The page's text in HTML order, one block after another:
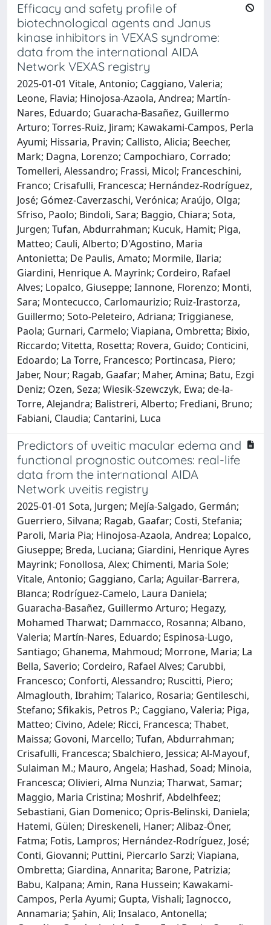
Efficacy and safety profile of
biotechnological agents and Janus
kinase inhibitors in VEXAS syndrome:
data from the international AIDA
Network VEXAS registry
2025-01-01 Vitale, Antonio; Caggiano, Valeria;
Leone, Flavia; Hinojosa-Azaola, Andrea; Martín-
Nares, Eduardo; Guaracha-Basañez, Guillermo
Arturo; Torres-Ruiz, Jiram; Kawakami-Campos, Perla
Ayumi; Hissaria, Pravin; Callisto, Alicia; Beecher,
Mark; Dagna, Lorenzo; Campochiaro, Corrado;
Tomelleri, Alessandro; Frassi, Micol; Franceschini,
Franco; Crisafulli, Francesca; Hernández-Rodríguez,
José; Gómez-Caverzaschi, Verónica; Araújo, Olga;
Sfriso, Paolo; Bindoli, Sara; Baggio, Chiara; Sota,
Jurgen; Tufan, Abdurrahman; Kucuk, Hamit; Piga,
Matteo; Cauli, Alberto; D'Agostino, Maria
Antonietta; De Paulis, Amato; Mormile, Ilaria;
Giardini, Henrique A. Mayrink; Cordeiro, Rafael
Alves; Lopalco, Giuseppe; Iannone, Florenzo; Monti,
Sara; Montecucco, Carlomaurizio; Ruiz-Irastorza,
Guillermo; Soto-Peleteiro, Adriana; Triggianese,
Paola; Gurnari, Carmelo; Viapiana, Ombretta; Bixio,
Riccardo; Vitetta, Rosetta; Rovera, Guido; Conticini,
Edoardo; La Torre, Francesco; Portincasa, Piero;
Jaber, Nour; Ragab, Gaafar; Maher, Amina; Batu, Ezgi
Deniz; Ozen, Seza; Wiesik-Szewczyk, Ewa; de-la-
Torre, Alejandra; Balistreri, Alberto; Frediani, Bruno;
Fabiani, Claudia; Cantarini, Luca
Predictors of uveitic macular edema and
functional prognostic outcomes: real-life
data from the international AIDA
Network uveitis registry
2025-01-01 Sota, Jurgen; Mejía-Salgado, Germán;
Guerriero, Silvana; Ragab, Gaafar; Costi, Stefania;
Paroli, Maria Pia; Hinojosa-Azaola, Andrea; Lopalco,
Giuseppe; Breda, Luciana; Giardini, Henrique Ayres
Mayrink; Fonollosa, Alex; Chimenti, Maria Sole;
Vitale, Antonio; Gaggiano, Carla; Aguilar-Barrera,
Blanca; Rodríguez-Camelo, Laura Daniela;
Guaracha-Basañez, Guillermo Arturo; Hegazy,
Mohamed Tharwat; Dammacco, Rosanna; Albano,
Valeria; Martín-Nares, Eduardo; Espinosa-Lugo,
Santiago; Ghanema, Mahmoud; Morrone, Maria; La
Bella, Saverio; Cordeiro, Rafael Alves; Carubbi,
Francesco; Conforti, Alessandro; Ruscitti, Piero;
Almaglouth, Ibrahim; Talarico, Rosaria; Gentileschi,
Stefano; Sfikakis, Petros P.; Caggiano, Valeria; Piga,
Matteo; Civino, Adele; Ricci, Francesca; Thabet,
Maissa; Govoni, Marcello; Tufan, Abdurrahman;
Crisafulli, Francesca; Sbalchiero, Jessica; Al-Mayouf,
Sulaiman M.; Mauro, Angela; Hashad, Soad; Minoia,
Francesca; Olivieri, Alma Nunzia; Tharwat, Samar;
Maggio, Maria Cristina; Moshrif, Abdelhfeez;
Sebastiani, Gian Domenico; Opris-Belinski, Daniela;
Hatemi, Gülen; Direskeneli, Haner; Alibaz-Öner,
Fatma; Fotis, Lampros; Hernández-Rodríguez, José;
Conti, Giovanni; Puttini, Piercarlo Sarzi; Viapiana,
Ombretta; Giardina, Annarita; Barone, Patrizia;
Babu, Kalpana; Amin, Rana Hussein; Kawakami-
Campos, Perla Ayumi; Gupta, Vishali; Iagnocco,
Annamaria; Şahin, Ali; Insalaco, Antonella;